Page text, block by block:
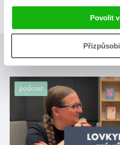
Povolit
Posty, které by tě
podcast